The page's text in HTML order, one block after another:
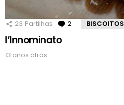
23 Partilhas 2 Comentários
BISCOITOS
l’Innominato
13 anos atrás